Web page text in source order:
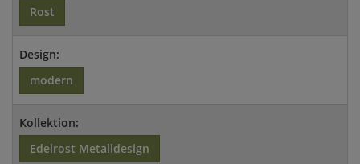
Rost
Design:
modern
Kollektion:
Edelrost Metalldesign